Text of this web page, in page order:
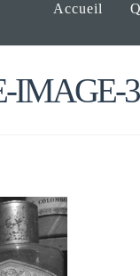
Accueil
IMAGE-